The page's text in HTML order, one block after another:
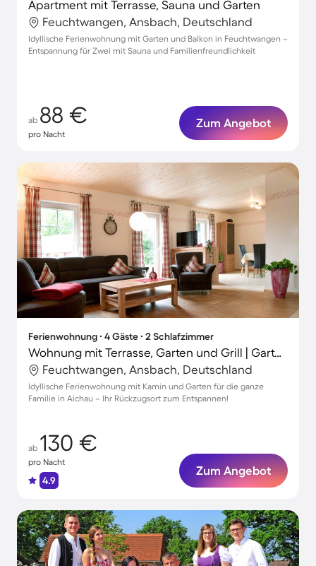
Apartment mit Terrasse, Sauna und Garten
Feuchtwangen, Ansbach, Deutschland
Idyllische Ferienwohnung mit Garten und Balkon in Feuchtwangen –
Entspannung für Zwei mit Sauna und Familienfreundlichkeit
ab 88 €
pro Nacht
Zum Angebot
Ferienwohnung ∙ 4 Gäste ∙ 2 Schlafzimmer
Wohnung mit Terrasse, Garten und Grill | Gartenblick
Feuchtwangen, Ansbach, Deutschland
Idyllische Ferienwohnung mit Kamin und Garten für die ganze
Familie in Aichau – Ihr Rückzugsort zum Entspannen!
ab 130 €
pro Nacht
4.9
Zum Angebot